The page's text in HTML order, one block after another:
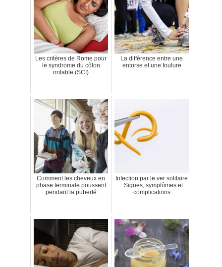
Les critères de Rome pour
le syndrome du côlon
irritable (SCI)
La différence entre une
entorse et une foulure
Comment les cheveux en
phase terminale poussent
pendant la puberté
Infection par le ver solitaire
: Signes, symptômes et
complications